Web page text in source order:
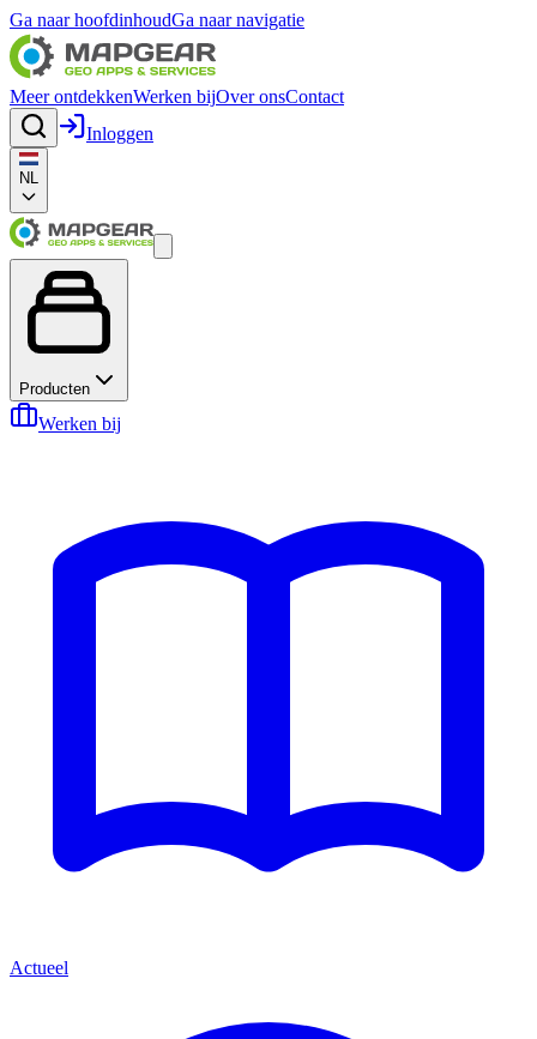
Ga naar hoofdinhoudGa naar navigatie
Meer ontdekkenWerken bijOver onsContact
Inloggen
NL
Producten
Werken bij
Actueel